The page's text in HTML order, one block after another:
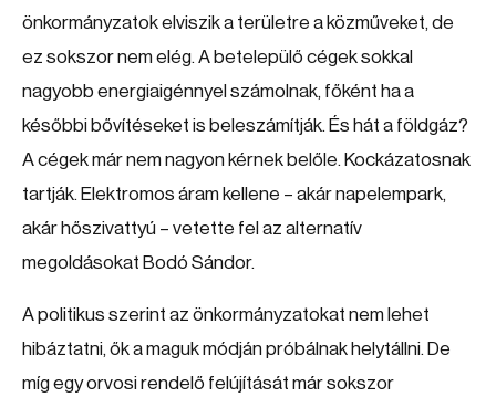
önkormányzatok elviszik a területre a közműveket, de
ez sokszor nem elég. A betelepülő cégek sokkal
nagyobb energiaigénnyel számolnak, főként ha a
későbbi bővítéseket is beleszámítják. És hát a földgáz?
A cégek már nem nagyon kérnek belőle. Kockázatosnak
tartják. Elektromos áram kellene – akár napelempark,
akár hőszivattyú – vetette fel az alternatív
megoldásokat Bodó Sándor.
A politikus szerint az önkormányzatokat nem lehet
hibáztatni, ők a maguk módján próbálnak helytállni. De
míg egy orvosi rendelő felújítását már sokszor